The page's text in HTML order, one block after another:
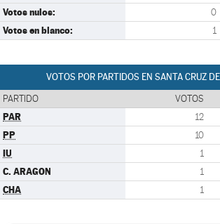
Votos nulos: 0
Votos en blanco: 1
VOTOS POR PARTIDOS EN SANTA CRUZ
PARTIDO VOTOS
PAR 12
PP 10
IU 1
C. ARAGON 1
CHA 1